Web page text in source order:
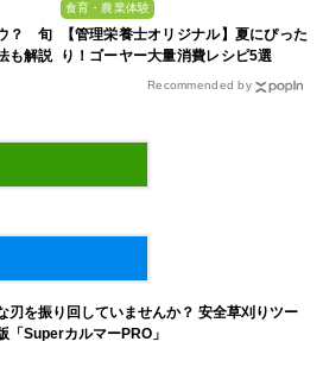
？ 旬
も解説
食育・農業体験
【管理栄養士オリジナル】夏にぴった
り！ゴーヤー大量消費レシピ5選
Recommended by
刃を振り回していませんか？ 安全草刈りツー
「SuperカルマーPRO」